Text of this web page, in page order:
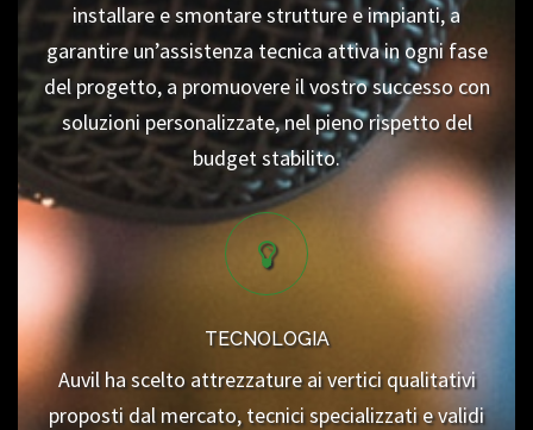
installare e smontare strutture e impianti, a
garantire un’assistenza tecnica attiva in ogni fase
del progetto, a promuovere il vostro successo con
soluzioni personalizzate, nel pieno rispetto del
budget stabilito.
TECNOLOGIA
Auvil ha scelto attrezzature ai vertici qualitativi
proposti dal mercato, tecnici specializzati e validi